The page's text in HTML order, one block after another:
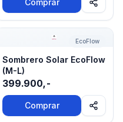
Comprar
Solar EcoFlow
EcoFlow
Sombrero Solar EcoFlow
(M-L)
399.900,-
Comprar